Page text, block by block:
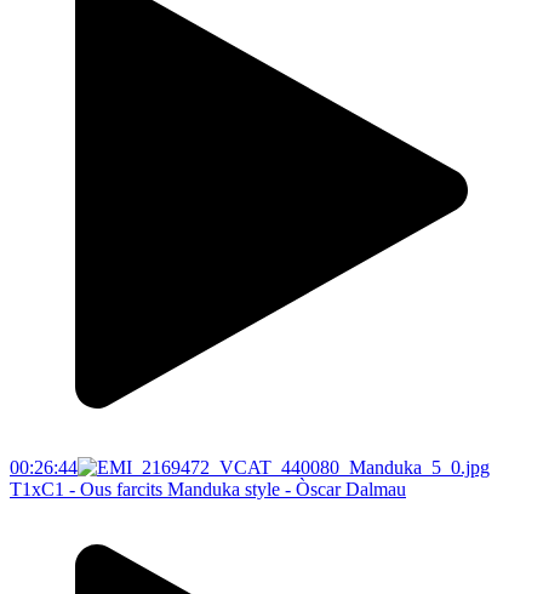
00:26:44
T1xC1 - Ous farcits Manduka style - Òscar Dalmau